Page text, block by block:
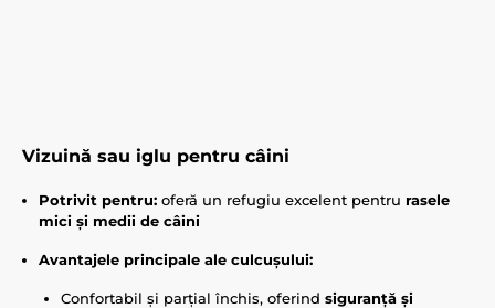
Vizuină sau iglu pentru câini
Potrivit pentru: oferă un refugiu excelent pentru rasele
mici și medii de câini
Avantajele principale ale culcușului:
Confortabil și parțial închis, oferind siguranță și